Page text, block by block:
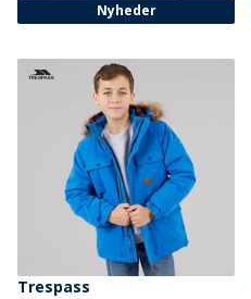
Nyheder
Trespass